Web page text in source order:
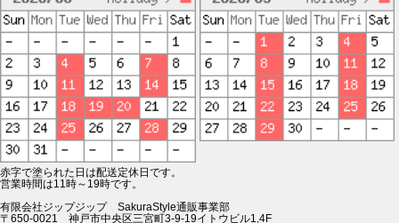
赤字で塗られた日は配送定休日です。
営業時間は11時～19時です。
有限会社ジップジップ SakuraStyle通販事業部
〒650-0021 神戸市中央区三宮町3-9-19イトウビル1,4F